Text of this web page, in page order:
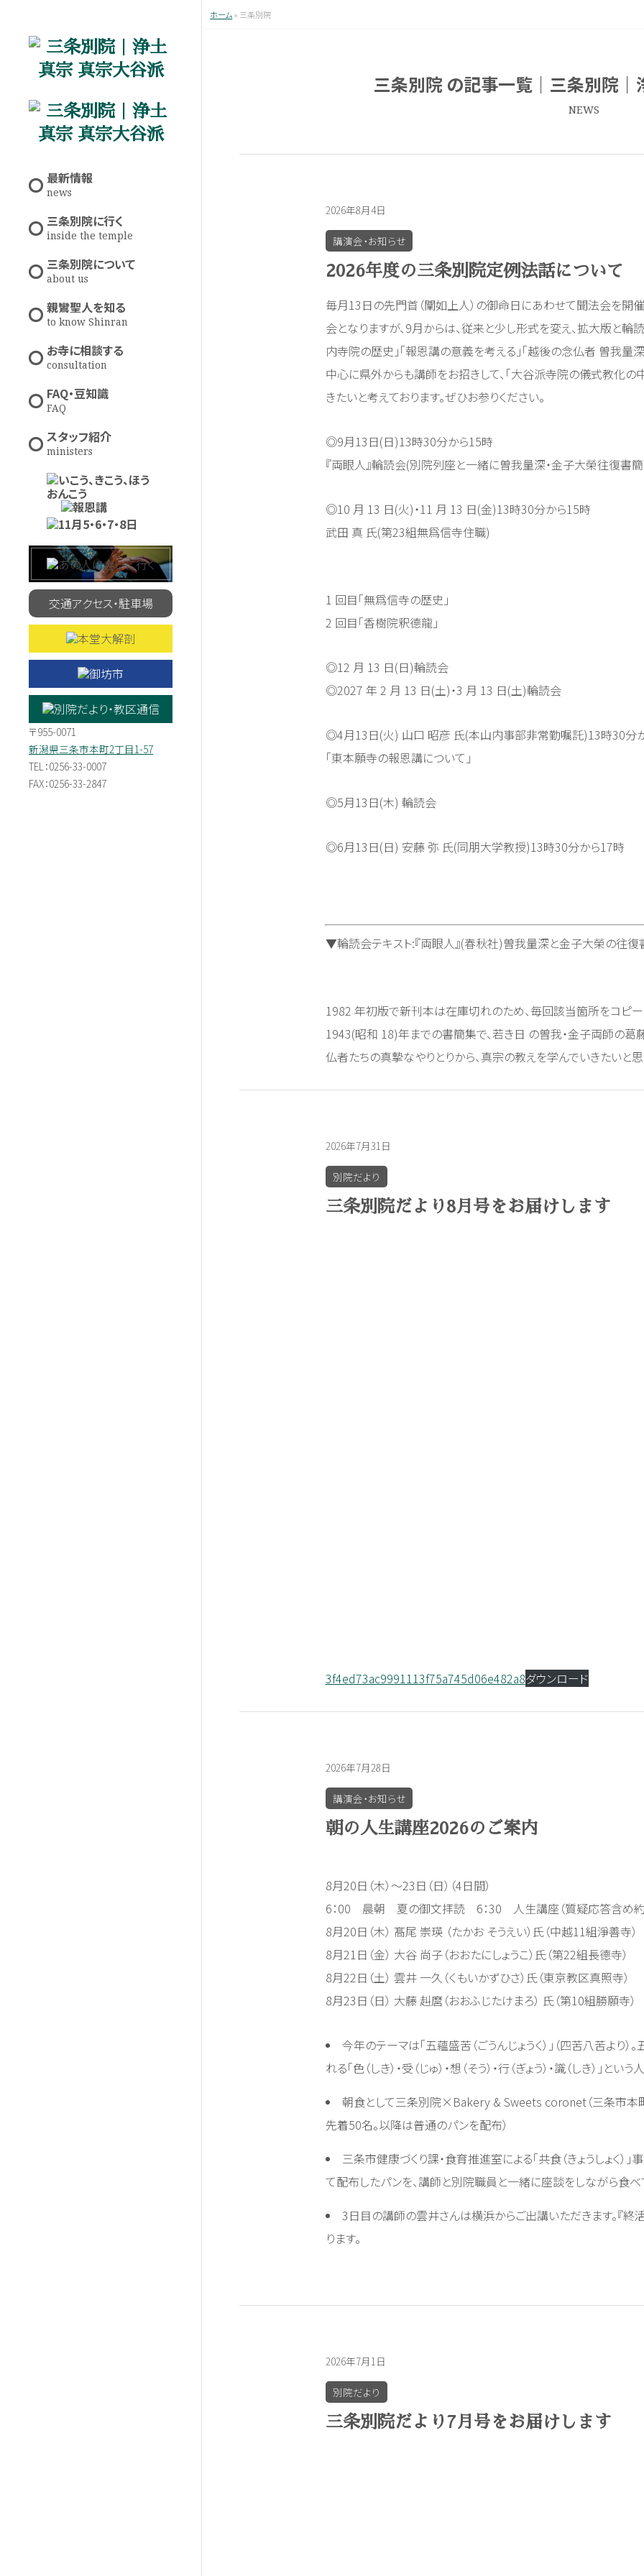
最新情報
news
三条別院に行く
inside the temple
三条別院について
about us
親鸞聖人を知る
to know Shinran
お寺に相談する
consultation
FAQ・豆知識
FAQ
スタッフ紹介
ministers
交通アクセス・駐車場
〒955-0071
新潟県三条市本町2丁目1-57
TEL：0256-33-0007
FAX：0256-33-2847
ホーム» 三条別院
三条別院 の記事一覧｜三条別院
NEWS
2026年8月4日
講演会・お知らせ
2026年度の三条別院定例法話について
毎月13日の先門首（闡如上人）の御命日にあわせて聞法会を開
会となりますが、9月からは、従来と少し形式を変え、拡大版と輪
内寺院の歴史」「報恩講の意義を考える」「越後の念仏者 曽我量
中心に県外からも講師をお招きして、「大谷派寺院の儀式教化の
きたいと考えております。ぜひお参りください。
◎9月13日(日)13時30分から15時
『両眼人』輪読会(別院列座と一緒に曽我量深・金子大榮往復書
◎10 月 13 日(火)・11 月 13 日(金)13時30分から15時
武田 真 氏(第23組無爲信寺住職)
1 回目「無爲信寺の歴史」
2 回目「香樹院釈德龍」
◎12 月 13 日(日)輪読会
◎2027 年 2 月 13 日(土)・3 月 13 日(土)輪読会
◎4月13日(火) 山口 昭彦 氏(本山内事部非常勤嘱託)13時30分
「東本願寺の報恩講について」
◎5月13日(木) 輪読会
◎6月13日(日) 安藤 弥 氏(同朋大学教授)13時30分から17時
▼輪読会テキスト:『両眼人』(春秋社)曽我量深と金子大榮の往復
1982 年初版で新刊本は在庫切れのため、毎回該当箇所をコピ
1943(昭和 18)年までの書簡集で、若き日 の曽我・金子両師の葛
仏者たちの真摯なやりとりから、真宗の教えを学んでいきたいと思
2026年7月31日
別院だより
三条別院だより8月号をお届けします
3f4ed73ac9991113f75a745d06e482a8ダウンロード
2026年7月28日
講演会・お知らせ
朝の人生講座2026のご案内
8月20日（木）～23日（日）（4日間）
6：00 晨朝 夏の御文拝読 6：30 人生講座（質疑応答含め約
8月20日（木） 髙尾 崇瑛 （たかお そうえい）氏（中越11組淨善寺）
8月21日（金） 大谷 尚子（おおたにしょうこ）氏（第22組長德寺）
8月22日（土） 雲井 一久（くもいかずひさ）氏（東京教区真照寺）
8月23日（日） 大藤 赳麿（おおふじたけまろ） 氏（第10組勝願寺）
今年のテーマは「五蘊盛苦（ごうんじょうく）」（四苦八苦より
れる「色（しき）・受（じゅ）・想（そう）・行（ぎょう）・識（しき）」
朝食として三条別院×Bakery & Sweets coronet（三条市本町
先着50名。以降は普通のパンを配布）
三条市健康づくり課・食育推進室による「共食（きょうしょく）
て配布したパンを、講師と別院職員と一緒に座談をしながら食べ
3日目の講師の雲井さんは横浜からご出講いただきます。『終
ります。
2026年7月1日
別院だより
三条別院だより7月号をお届けします